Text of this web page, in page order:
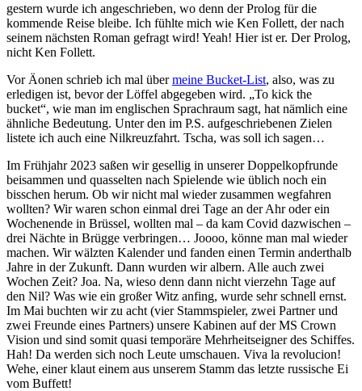
gestern wurde ich angeschrieben, wo denn der Prolog für die
kommende Reise bleibe. Ich fühlte mich wie Ken Follett, der nach
seinem nächsten Roman gefragt wird! Yeah! Hier ist er. Der Prolog,
nicht Ken Follett.
Vor Äonen schrieb ich mal übermeine Bucket-List, also, was zu
erledigen ist, bevor der Löffel abgegeben wird. „To kick the
bucket“, wie man im englischen Sprachraum sagt, hat nämlich eine
ähnliche Bedeutung. Unter den im P.S. aufgeschriebenen Zielen
listete ich auch eine Nilkreuzfahrt. Tscha, was soll ich sagen…
Im Frühjahr 2023 saßen wir gesellig in unserer Doppelkopfrunde
beisammen und quasselten nach Spielende wie üblich noch ein
bisschen herum. Ob wir nicht mal wieder zusammen wegfahren
wollten? Wir waren schon einmal drei Tage an der Ahr oder ein
Wochenende in Brüssel, wollten mal – da kam Covid dazwischen –
drei Nächte in Brügge verbringen… Joooo, könne man mal wieder
machen. Wir wälzten Kalender und fanden einen Termin anderthalb
Jahre in der Zukunft. Dann wurden wir albern. Alle auch zwei
Wochen Zeit? Joa. Na, wieso denn dann nicht vierzehn Tage auf
den Nil? Was wie ein großer Witz anfing, wurde sehr schnell ernst.
Im Mai buchten wir zu acht (vier Stammspieler, zwei Partner und
zwei Freunde eines Partners) unsere Kabinen auf der MS Crown
Vision und sind somit quasi temporäre Mehrheitseigner des Schiffes.
Hah! Da werden sich noch Leute umschauen. Viva la revolucion!
Wehe, einer klaut einem aus unserem Stamm das letzte russische Ei
vom Buffett!